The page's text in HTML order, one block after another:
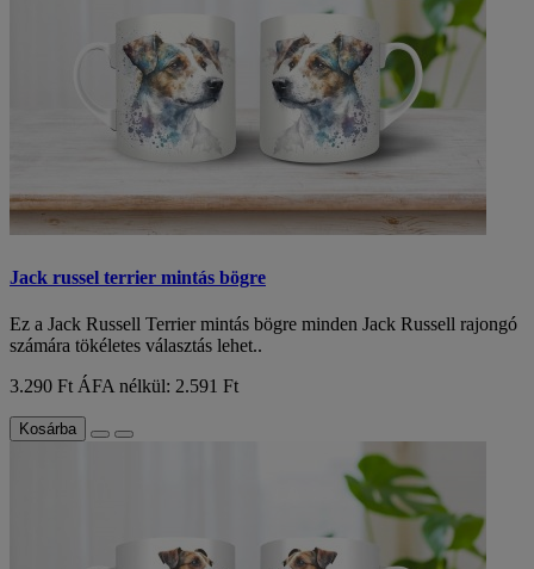
Jack russel terrier mintás bögre
Ez a Jack Russell Terrier mintás bögre minden Jack Russell rajongó
számára tökéletes választás lehet..
3.290 Ft ÁFA nélkül: 2.591 Ft
Kosárba